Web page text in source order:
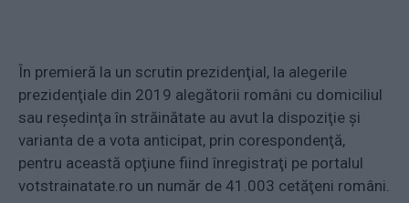
În premieră la un scrutin prezidenţial, la alegerile
prezidenţiale din 2019 alegătorii români cu domiciliul
sau reşedinţa în străinătate au avut la dispoziţie şi
varianta de a vota anticipat, prin corespondenţă,
pentru această opţiune fiind înregistraţi pe portalul
votstrainatate.ro un număr de 41.003 cetăţeni români.